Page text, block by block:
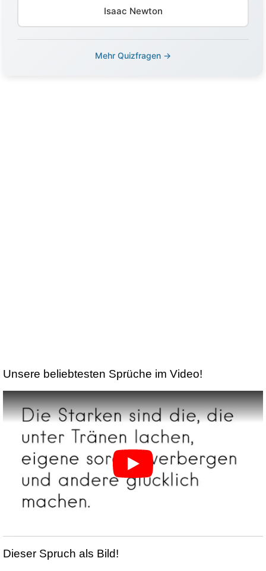
Isaac Newton
Mehr Quizfragen →
Unsere beliebtesten Sprüche im Video!
Dieser Spruch als Bild!